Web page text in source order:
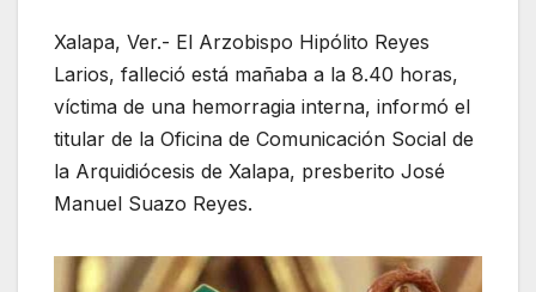
Xalapa, Ver.- El Arzobispo Hipólito Reyes
Larios, falleció está mañaba a la 8.40 horas,
víctima de una hemorragia interna, informó el
titular de la Oficina de Comunicación Social de
la Arquidiócesis de Xalapa, presberito José
Manuel Suazo Reyes.